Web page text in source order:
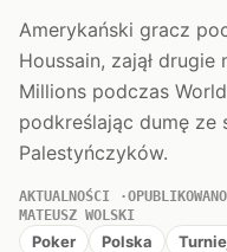
Amerykański gracz
Houssain, zajął
Millions podczas
podkreślając dumę ze
Palestyńczyków.
AKTUALNOŚCI
MATEUSZ WOLSKI
Poker Polska